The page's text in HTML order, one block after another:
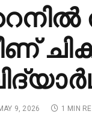
9, 2026 1 MIN